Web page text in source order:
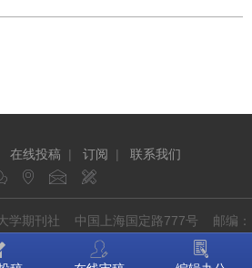
在线投稿 | 订阅 | 联系我们
学期刊社 中国上海国定路777号 邮编：